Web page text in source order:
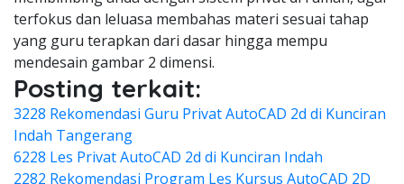
terfokus dan leluasa membahas materi sesuai tahap
yang guru terapkan dari dasar hingga mempu
mendesain gambar 2 dimensi.
Posting terkait:
3228 Rekomendasi Guru Privat AutoCAD 2d di Kunciran
Indah Tangerang
6228 Les Privat AutoCAD 2d di Kunciran Indah
2282 Rekomendasi Program Les Kursus AutoCAD 2D